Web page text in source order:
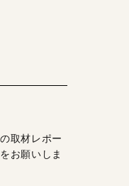
取材レポー
お願いしま